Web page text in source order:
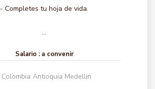
- Completes tu hoja de vida.
...
Salario : a convenir
Colombia Antioquia Medellin